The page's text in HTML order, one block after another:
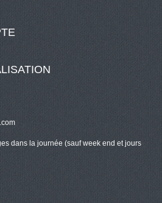
dans la journée (sauf week end et jours